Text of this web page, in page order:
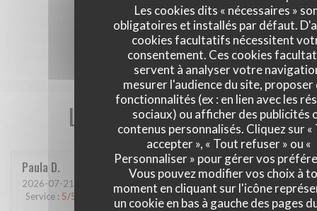
Les cookies dits « nécessaires »
obligatoires et installés par défaut.
cookies facultatifs nécessitent
consentement. Ces cookies
servent à analyser votre
mesurer l'audience du site, proposer
fonctionnalités (ex : en lien avec les
sociaux) ou afficher des publicités
contenus personnalisés. Cliquez sur «
accepter », « Tout refuser » ou «
Personnaliser » pour gérer vos
Vous pouvez modifier vos choix à
moment en cliquant sur l'icône
un cookie en bas à gauche des pages
Les avis de nos clients
Paula D
2026-07-21
- 20:00 - Couverts 4
Service : 5/5 Ambiance:5/5 Cuisine :4/5 Qualité / Prix: 5/5